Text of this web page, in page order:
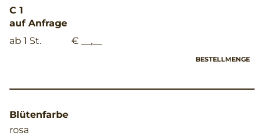
C 1
auf Anfrage
ab 1 St.
€ __,__
BESTELLMENGE
Blütenfarbe
rosa